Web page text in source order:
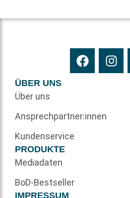
ÜBER UNS
Über uns
Ansprechpartner:innen
Kundenservice
PRODUKTE
Mediadaten
BoD-Bestseller
IMPRESSUM